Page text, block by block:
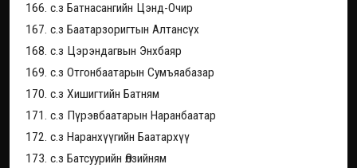
166. с.з Батнасангийн Цэнд-Очир
167. с.з Баатарзоригтын Алтансүх
168. с.з Цэрэндагвын Энхбаяр
169. с.з Отгонбаатарын Сумъяабазар
170. с.з Хишигтийн Батням
171. с.з Пүрэвбаатарын Наранбаатар
172. с.з Наранхүүгийн Баатархүү
173. с.з Батсуурийн Өлзийням